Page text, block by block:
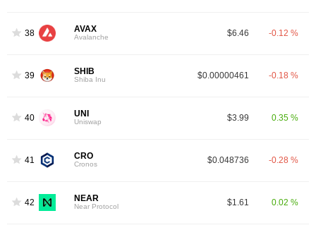
38 AVAX
Avalanche $6.46 -0.12 %
39 SHIB
Shiba Inu $0.00000461 -0.18 %
40 UNI
Uniswap $3.99 0.35 %
41 CRO
Cronos $0.048736 -0.28 %
42 NEAR
Near Protocol $1.61 0.02 %